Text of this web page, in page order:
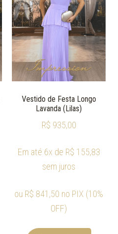
Vestido de Festa Longo
Lavanda (Lilas)
R$ 935,00
Em até 6x de R$ 155,83
sem juros
ou R$ 841,50 no PIX (10%
OFF)